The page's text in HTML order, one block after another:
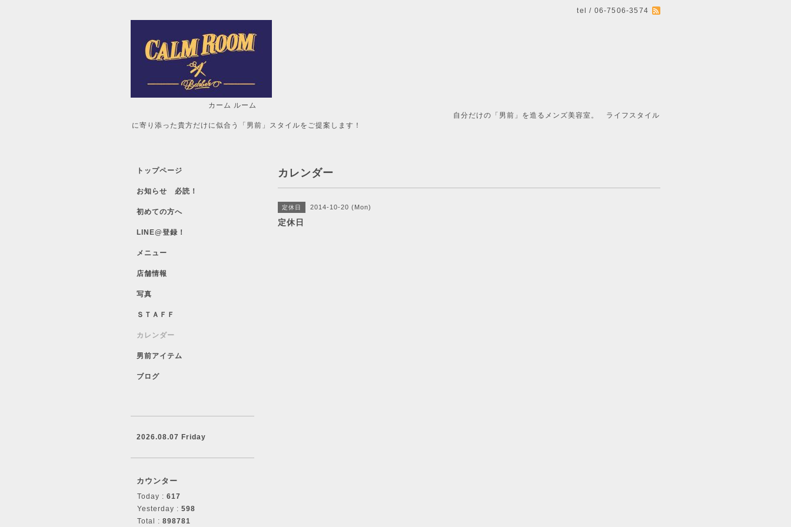
tel / 06-7506-3574
カーム ルーム
自分だけの「男前」を造るメンズ美容室。 ライフスタイル
に寄り添った貴方だけに似合う「男前」スタイルをご提案します！
カレンダー
定休日 2014-10-20 (Mon)
定休日
トップページ
お知らせ 必読！
初めての方へ
LINE@登録！
メニュー
店舗情報
写真
ＳＴＡＦＦ
カレンダー
男前アイテム
ブログ
2026.08.07 Friday
カウンター
Today : 617
Yesterday : 598
Total : 898781